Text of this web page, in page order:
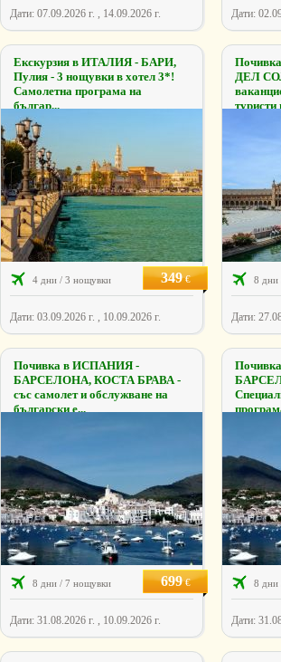
Дати: 07.09.2026 г. , 14.09.2026 г. Дати:
Екскурзия в ИТАЛИЯ - БАРИ,
Пулия - 3 нощувки в хотел 3*!
Самолетна програма на
българ...
4 дни / 3 нощувки 349€
Дати: 03.09.2026 г. , 10.09.2026 г.
ДЕЛ
туристи
8 дни
Дати:
Почивка в ИСПАНИЯ -
БАРСЕЛОНА, КОСТА БРАВА -
със самолет и обслужване на
български е...
8 дни / 7 нощувки 699€
Дати: 31.08.2026 г. , 10.09.2026 г.
8 дни
Дати: